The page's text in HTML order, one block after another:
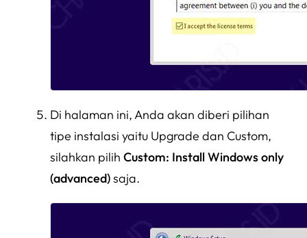
Di halaman ini, Anda akan diberi pilihan
tipe instalasi yaitu Upgrade dan Custom,
silahkan pilih Custom: Install Windows only
(advanced)saja.